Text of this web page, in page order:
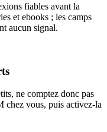
fiables avant la
et ebooks ; les camps
aucun signal.
ne comptez donc pas
chez vous, puis activez-la